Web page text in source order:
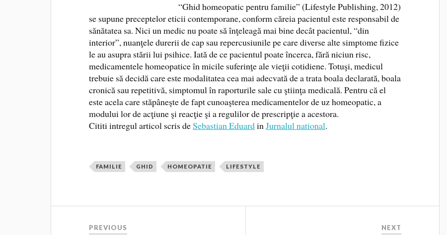
“Ghid homeopatic pentru familie” (Lifestyle Publishing, 2012)
se supune preceptelor eticii contemporane, conform căreia pacientul este responsabil de
sănătatea sa. Nici un medic nu poate să înţeleagă mai bine decât pacientul, “din
interior”, nuanţele durerii de cap sau repercusiunile pe care diverse alte simptome fizice
le au asupra stării lui psihice. Iată de ce pacientul poate încerca, fără niciun risc,
medicamentele homeopatice în micile suferinţe ale vieţii cotidiene. Totuşi, medicul
trebuie să decidă care este modalitatea cea mai adecvată de a trata boala declarată, boala
cronică sau repetitivă, simptomul în raporturile sale cu ştiinţa medicală. Pentru că el
este acela care stăpâneşte de fapt cunoaşterea medicamentelor de uz homeopatic, a
modului lor de acţiune şi reacţie şi a regulilor de prescripţie a acestora.
Cititi intregul articol scris deSebastian EduardinJurnalul national.
FAMILIE GHID HOMEOPATIE LIFESTYLE
PREVIOUS NEXT